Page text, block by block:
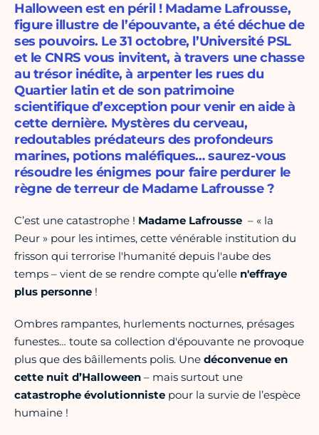
Halloween est en péril ! Madame Lafrousse,
figure illustre de l’épouvante, a été déchue de
ses pouvoirs. Le 31 octobre, l’Université PSL
et le CNRS vous invitent, à travers une chasse
au trésor inédite, à arpenter les rues du
Quartier latin et de son patrimoine
scientifique d’exception pour venir en aide à
cette dernière. Mystères du cerveau,
redoutables prédateurs des profondeurs
marines, potions maléfiques… saurez-vous
résoudre les énigmes pour faire perdurer le
règne de terreur de Madame Lafrousse ?
C’est une catastrophe ! Madame Lafrousse – « la
Peur » pour les intimes, cette vénérable institution du
frisson qui terrorise l'humanité depuis l'aube des
temps – vient de se rendre compte qu’elle n'effraye
plus personne !
Ombres rampantes, hurlements nocturnes, présages
funestes… toute sa collection d'épouvante ne provoque
plus que des bâillements polis. Une déconvenue en
cette nuit d’Halloween – mais surtout une
catastrophe évolutionniste pour la survie de l’espèce
humaine !